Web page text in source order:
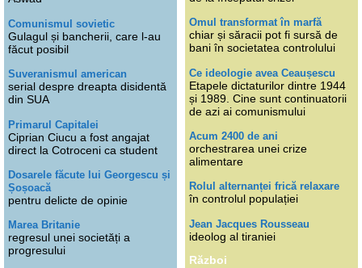
Comunismul sovietic
Gulagul și bancherii, care l-au
făcut posibil
Suveranismul american
serial despre dreapta disidentă
din SUA
Primarul Capitalei
Ciprian Ciucu a fost angajat
direct la Cotroceni ca student
Dosarele făcute lui Georgescu și
Șoșoacă
pentru delicte de opinie
Marea Britanie
regresul unei societăți a
progresului
Omul transformat în marfă
chiar și săracii pot fi sursă de
bani în societatea controlului
Ce ideologie avea Ceaușescu
Etapele dictaturilor dintre 1944
și 1989. Cine sunt continuatorii
de azi ai comunismului
Acum 2400 de ani
orchestrarea unei crize
alimentare
Rolul alternanței frică relaxare
în controlul populației
Jean Jacques Rousseau
ideolog al tiraniei
Război